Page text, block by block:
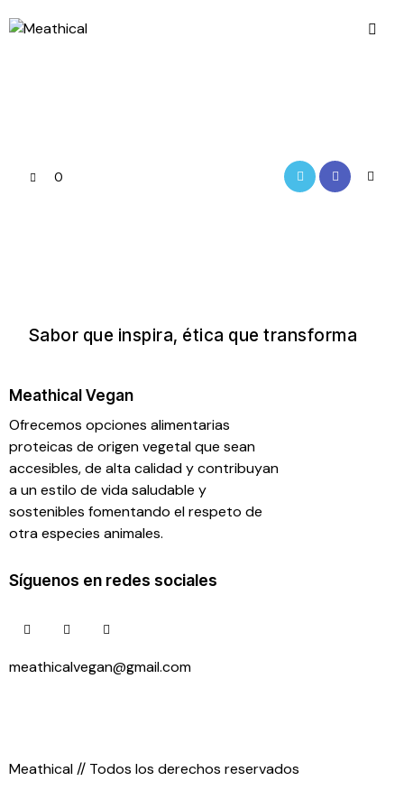
0
Sabor que inspira, ética que transforma
Meathical Vegan
Ofrecemos opciones alimentarias
proteicas de origen vegetal que sean
accesibles, de alta calidad y contribuyan
a un estilo de vida saludable y
sostenibles fomentando el respeto de
otra especies animales.
Síguenos en redes sociales
meathicalvegan@gmail.com
Meathical // Todos los derechos reservados